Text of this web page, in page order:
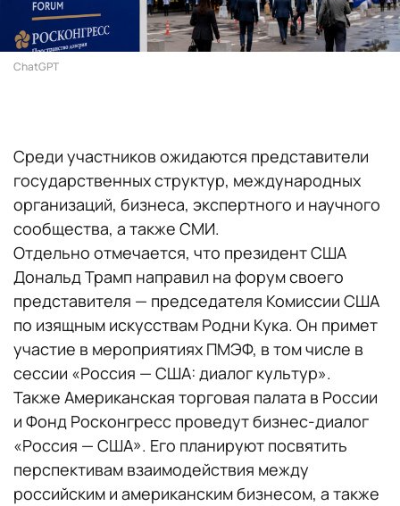
ChatGPT
Среди участников ожидаются представители
государственных структур, международных
организаций, бизнеса, экспертного и научного
сообщества, а также СМИ.
Отдельно отмечается, что президент США
Дональд Трамп направил на форум своего
представителя — председателя Комиссии США
по изящным искусствам Родни Кука. Он примет
участие в мероприятиях ПМЭФ, в том числе в
сессии «Россия — США: диалог культур».
Также Американская торговая палата в России
и Фонд Росконгресс проведут бизнес-диалог
«Россия — США». Его планируют посвятить
перспективам взаимодействия между
российским и американским бизнесом, а также